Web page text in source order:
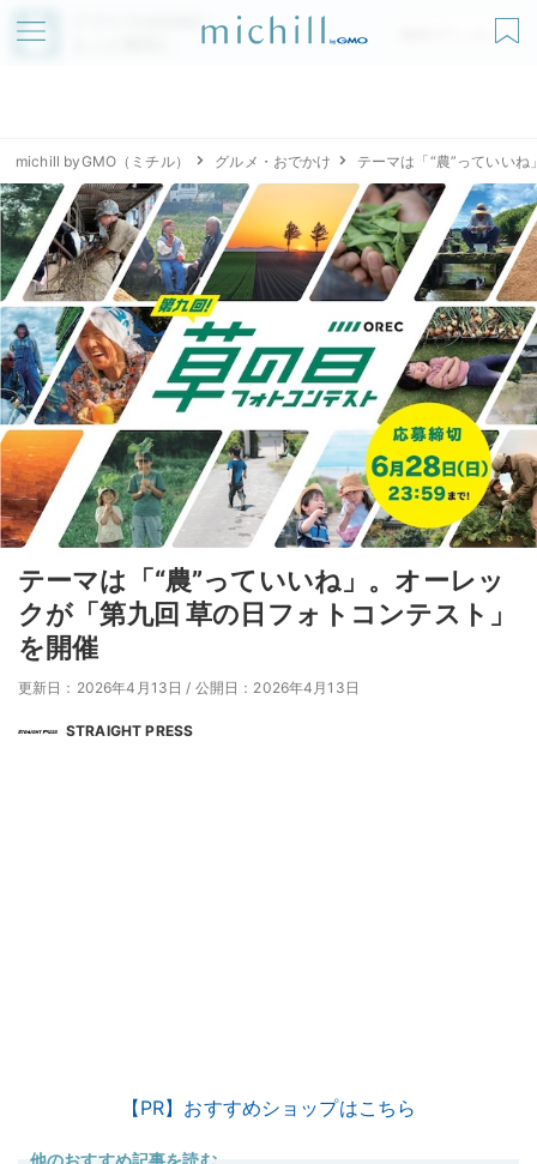
アプリでmichillが
無料ダウンロード
michill byGMO（ミチル） グルメ・おでかけ テーマは「“農”っていい
テーマは「“農”っていいね」。オーレッ
クが「第九回 草の日フォトコンテスト」
を開催
更新日：2026年4月13日 / 公開日：2026年4月13日
STRAIGHT PRESS
【PR】おすすめショップはこちら